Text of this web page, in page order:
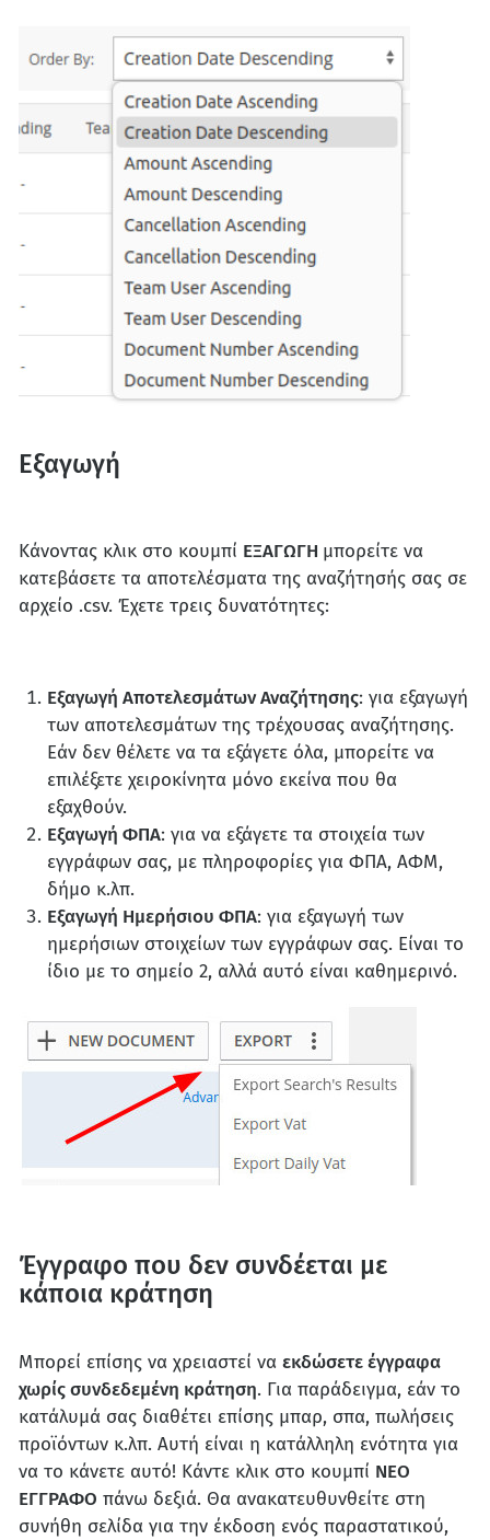
Εξαγωγή
Κάνοντας κλικ στο κουμπί ΕΞΑΓΩΓΗ μπορείτε να
κατεβάσετε τα αποτελέσματα της αναζήτησής σας σε
αρχείο .csv. Έχετε τρεις δυνατότητες:
Εξαγωγή Αποτελεσμάτων Αναζήτησης: για εξαγωγή
των αποτελεσμάτων της τρέχουσας αναζήτησης.
Εάν δεν θέλετε να τα εξάγετε όλα, μπορείτε να
επιλέξετε χειροκίνητα μόνο εκείνα που θα
εξαχθούν.
Εξαγωγή ΦΠΑ: για να εξάγετε τα στοιχεία των
εγγράφων σας, με πληροφορίες για ΦΠΑ, ΑΦΜ,
δήμο κ.λπ.
Εξαγωγή Ημερήσιου ΦΠΑ: για εξαγωγή των
ημερήσιων στοιχείων των εγγράφων σας. Είναι το
ίδιο με το σημείο 2, αλλά αυτό είναι καθημερινό.
Έγγραφο που δεν συνδέεται με
κάποια κράτηση
Μπορεί επίσης να χρειαστεί να εκδώσετε έγγραφα
χωρίς συνδεδεμένη κράτηση. Για παράδειγμα, εάν το
κατάλυμά σας διαθέτει επίσης μπαρ, σπα, πωλήσεις
προϊόντων κ.λπ. Αυτή είναι η κατάλληλη ενότητα για
να το κάνετε αυτό! Κάντε κλικ στο κουμπί ΝΕΟ
ΕΓΓΡΑΦΟ πάνω δεξιά. Θα ανακατευθυνθείτε στη
συνήθη σελίδα για την έκδοση ενός παραστατικού,